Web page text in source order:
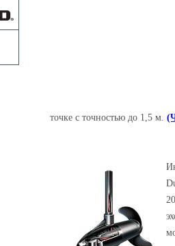
точке с точностью до 1,5 м.